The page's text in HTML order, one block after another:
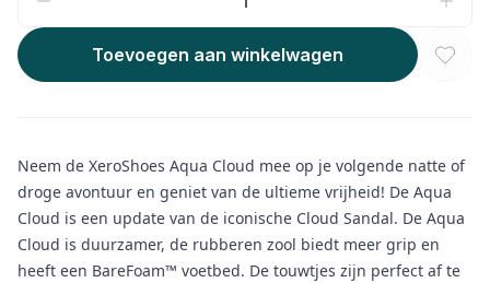
Toevoegen aan winkelwagen
Neem de XeroShoes Aqua Cloud mee op je volgende natte of
droge avontuur en geniet van de ultieme vrijheid! De Aqua
Cloud is een update van de iconische Cloud Sandal. De Aqua
Cloud is duurzamer, de rubberen zool biedt meer grip en
heeft een BareFoam™ voetbed. De touwtjes zijn perfect af te